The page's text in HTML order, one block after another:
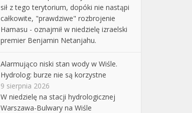
sił z tego terytorium, dopóki nie nastąpi
całkowite, "prawdziwe" rozbrojenie
Hamasu - oznajmił w niedzielę izraelski
premier Benjamin Netanjahu.
Alarmująco niski stan wody w Wiśle.
Hydrolog: burze nie są korzystne
9 sierpnia 2026
W niedzielę na stacji hydrologicznej
Warszawa-Bulwary na Wiśle